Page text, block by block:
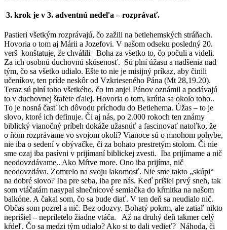
3. krok je v 3. adventnú nedeľa – rozprávať.
Pastieri všetkým rozprávajú, čo zažili na betlehemských stráňach.
Hovoria o tom aj Márii a Jozefovi. V našom odseku posledný 20.
verš konštatuje, že chválili Boha za všetko to, čo počuli a videli.
Za ich osobnú duchovnú skúsenosť. Sú plní úžasu a nadšenia nad
tým, čo sa všetko udialo. Ešte to nie je misijný príkaz, aby činili
učeníkov, ten príde neskôr od Vzkrieseného Pána (Mt 28,19.20).
Teraz sú plní toho všetkého, čo im anjel Pánov oznámil a podávajú
to v duchovnej štafete ďalej. Hovoria o tom, krútia sa okolo toho..
To je nosná časť ich dôvodu príchodu do Betlehema. Úžas – to je
slovo, ktoré ich definuje. Či aj nás, po 2.000 rokoch ten známy
biblický vianočný príbeh dokáže užasnúť a fascinovať natoľko, že
o ňom rozprávame vo svojom okolí? Vianoce sú o mnohom pohybe,
nie iba o sedení v obývačke, či za bohato prestretým stolom. Či nie
sme ozaj iba pasívni v prijímaní biblickej zvesti. Iba prijímame a nič
neodovzdávame.. Ako Mŕtve more. Ono iba prijíma, nič
neodovzdáva. Zomrelo na svoju lakomosť. Nie sme takto „skúpi“
na dobré slovo? Iba pre seba, iba pre nás. Keď prišiel prvý sneh, tak
som vtáčatám nasypal slnečnicové semiačka do kŕmitka na našom
balkóne. A čakal som, čo sa bude diať. V ten deň sa neudialo nič.
Občas som pozrel a nič. Bez odozvy. Bohatý pokrm, ale zatiaľ nikto
neprišiel – nepriletelo žiadne vtáča. Až na druhý deň takmer celý
kŕdeľ. Čo sa medzi tým udialo? Ako si to dali vedieť? Náhoda, či